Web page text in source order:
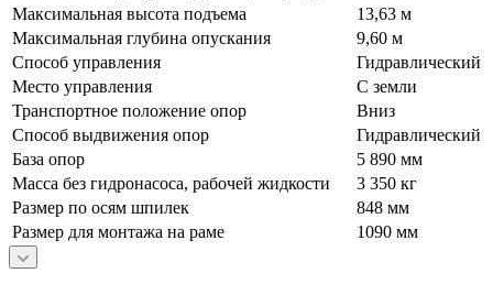
Максимальная высота подъема
13,63 м
Максимальная глубина опускания
9,60 м
Способ управления
Гидравлический
Место управления
С земли
Транспортное положение опор
Вниз
Способ выдвижения опор
Гидравлический
База опор
5 890 мм
Масса без гидронасоса, рабочей жидкости
3 350 кг
Размер по осям шпилек
848 мм
Размер для монтажа на раме
1090 мм